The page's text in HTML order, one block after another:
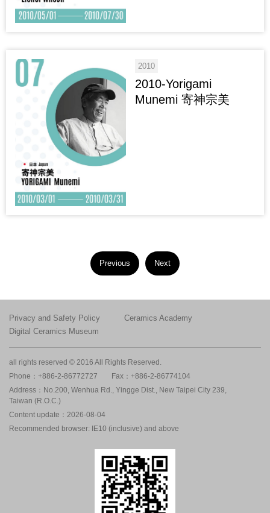
2010
2010-Yorigami
Munemi 寄神宗美
Previous Next
Privacy and Safety Policy
Ceramics Academy
Digital Ceramics Museum
all rights reserved © 2016 All Rights Reserved.
Phone：+886-2-86772727
Fax：+886-2-86774104
Address：No.200, Wenhua Rd., Yingge Dist., New Taipei City 239,
Taiwan (R.O.C.)
Content update：2026-08-04
Recommended browser: IE10 (inclusive) and above